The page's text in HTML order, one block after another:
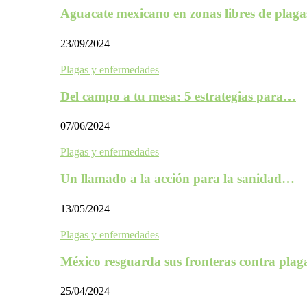
Aguacate mexicano en zonas libres de
23/09/2024
Plagas y enfermedades
Del campo a tu mesa: 5 estrategias para…
07/06/2024
Plagas y enfermedades
Un llamado a la acción para la sanidad…
13/05/2024
Plagas y enfermedades
México resguarda sus fronteras contra
25/04/2024